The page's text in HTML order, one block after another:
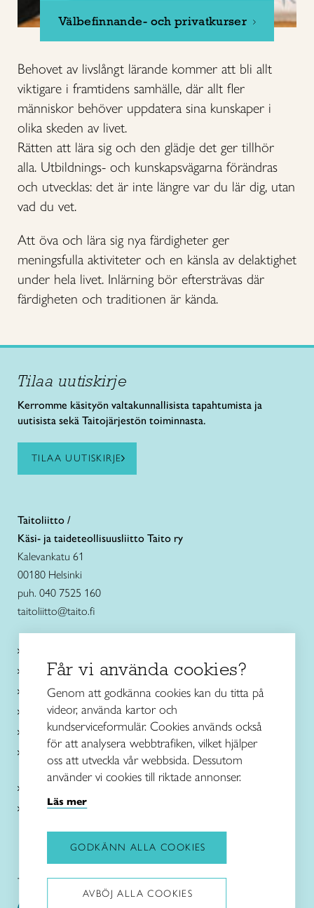
Välbefinnande- och privatkurser
Behovet av livslångt lärande kommer att bli allt
viktigare i framtidens samhälle, där allt fler
människor behöver uppdatera sina kunskaper i
olika skeden av livet.
Rätten att lära sig och den glädje det ger tillhör
alla. Utbildnings- och kunskapsvägarna förändras
och utvecklas: det är inte längre var du lär dig, utan
vad du vet.
Att öva och lära sig nya färdigheter ger
meningsfulla aktiviteter och en känsla av delaktighet
under hela livet. Inlärning bör eftersträvas där
färdigheten och traditionen är kända.
Tilaa uutiskirje
Kerromme käsityön valtakunnallisista tapahtumista ja
uutisista sekä Taitojärjestön toiminnasta.
TILAA UUTISKIRJE
Taitoliitto /
Käsi- ja taideteollisuusliitto Taito ry
Kalevankatu 61
00180 Helsinki
puh. 040 7525 160
taitoliitto@taito.fi
Ajankohtaista
Käsityöohjeet
Me olemme Taito
Paikallinen toiminta
Verkkokaupat
Kirjaudu Taitocampukseen
Taitoliitto: Taito-lehti:
Får vi använda cookies?
Genom att godkänna cookies kan du titta på
videor, använda kartor och
kundserviceformulär. Cookies används också
för att analysera webbtrafiken, vilket hjälper
oss att utveckla vår webbsida. Dessutom
använder vi cookies till riktade annonser.
Läs mer
GODKÄNN ALLA COOKIES
AVBÖJ ALLA COOKIES